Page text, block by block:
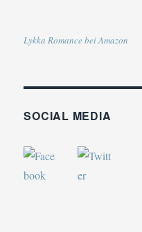
Lykka Romance bei Amazon
SOCIAL MEDIA